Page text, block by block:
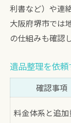
利書など）や連
大阪府堺市では
の仕組みも確認
遺品整理を依
確認事項
料金体系と追加